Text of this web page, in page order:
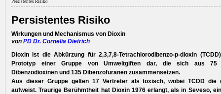
Persistentes Risiko
Persistentes Risiko
Wirkungen und Mechanismus von Dioxin
von PD Dr. Cornelia Dietrich
Dioxin ist die Abkürzung für 2,3,7,8-Tetrachlorodibenzo-p-dioxin
Prototyp einer Gruppe von Umweltgiften dar, die sich aus 75
Dibenzodioxinen und 135 Dibenzofuranen zusammensetzen.
Aus dieser Gruppe gelten 17 Vertreter als toxisch, wobei TCDD die
aufweist. Traurige Berühmtheit hat Dioxin 1976 erlangt, als in Seveso,